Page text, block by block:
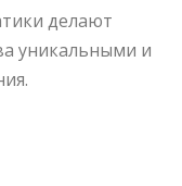
делают
уникальными и